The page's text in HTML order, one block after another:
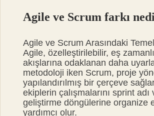
Agile ve Scrum farkı
Agile ve Scrum Arasındaki
Agile, özelleştirilebilir, eş
akışlarına odaklanan daha
metodoloji iken Scrum, proje
yapılandırılmış bir çerçeve
ekiplerin çalışmalarını sprint adı
geliştirme döngülerine organize
yardımcı olur.